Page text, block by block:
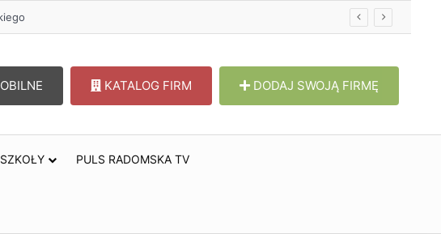
KATALOG FIRM DODAJ SWOJĄ FIRMĘ
PULS RADOMSKA TV